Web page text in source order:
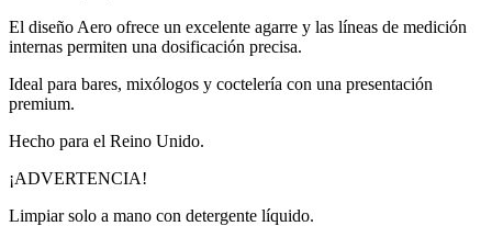
El diseño Aero ofrece un excelente agarre y las líneas de medición
internas permiten una dosificación precisa.
Ideal para bares, mixólogos y coctelería con una presentación
premium.
Hecho para el Reino Unido.
¡ADVERTENCIA!
Limpiar solo a mano con detergente líquido.